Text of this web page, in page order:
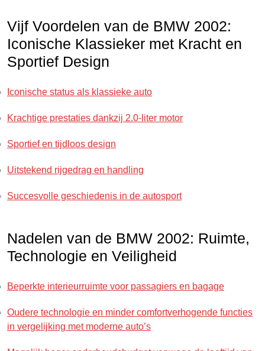
Vijf Voordelen van de BMW 2002:
Iconische Klassieker met Kracht en
Sportief Design
Iconische status als klassieke auto
Krachtige prestaties dankzij 2.0-liter motor
Sportief en tijdloos design
Uitstekend rijgedrag en handling
Succesvolle geschiedenis in de autosport
Nadelen van de BMW 2002: Ruimte,
Technologie en Veiligheid
Beperkte interieurruimte voor passagiers en bagage
Oudere technologie en minder comfortverhogende functies
in vergelijking met moderne auto’s